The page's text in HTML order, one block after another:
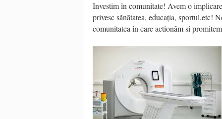
Investim în comunitate! Avem o
privesc sãnãtatea, educația, sportul,etc!
comunitatea in care actionãm si